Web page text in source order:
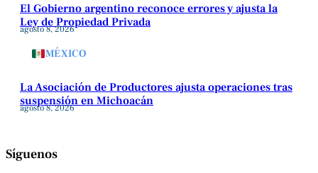
El Gobierno argentino reconoce errores y ajusta la
Ley de Propiedad Privada
agosto 8, 2026
MÉXICO
La Asociación de Productores ajusta operaciones tras
suspensión en Michoacán
agosto 8, 2026
Síguenos